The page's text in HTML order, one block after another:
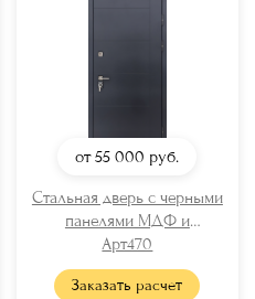
от 55 000 руб.
Стальная дверь с черными
панелями МДФ и
отбойником
Арт470
Заказать расчет